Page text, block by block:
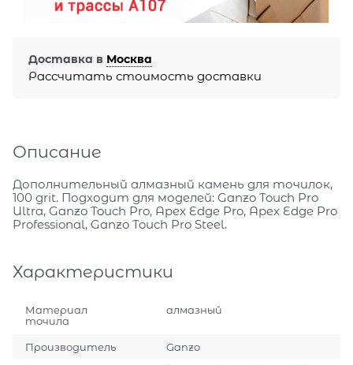
Доставка в Москва
Рассчитать стоимость доставки
Описание
Дополнительный алмазный камень для точилок,
100 grit. Подходит для моделей: Ganzo Touch Pro
Ultra, Ganzo Touch Pro, Apex Edge Pro, Apex Edge Pro
Professional, Ganzo Touch Pro Steel.
Характеристики
Материал
точила
алмазный
Производитель Ganzo